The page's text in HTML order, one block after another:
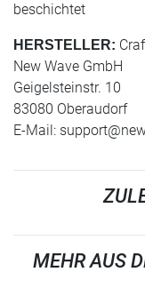
beschichtet
HERSTELLER:
New Wave GmbH
Geigelsteinstr. 10
83080 Oberaudorf
E-Mail:
MEHR AUS